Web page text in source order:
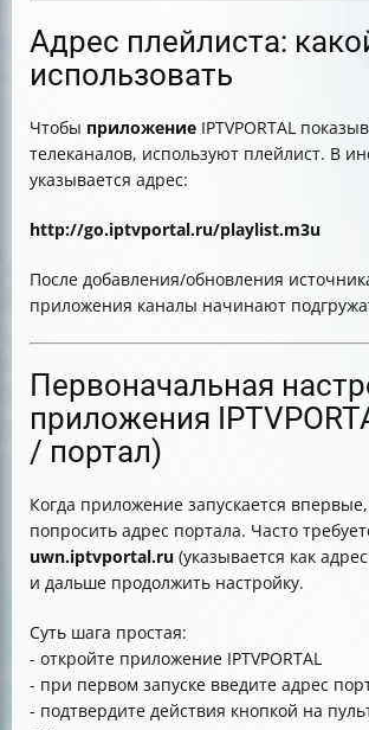
Адрес плейлиста:
использовать
Чтобы приложение IPTVPORTAL
телеканалов, используют плейлист. В
указывается адрес:
http://go.iptvportal.ru/playlist.m3u
После добавления/обновления
приложения каналы начинают
Первоначальная
приложения
/ портал)
Когда приложение запускается
попросить адрес портала. Часто
uwn.iptvportal.ru (указывается как
и дальше продолжить настройку.
Суть шага простая:
- откройте приложение IPTVPORTAL
- при первом запуске введите адрес
- подтвердите действия кнопкой на